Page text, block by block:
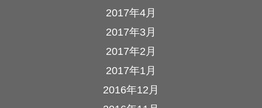
2017年4月
2017年3月
2017年2月
2017年1月
2016年12月